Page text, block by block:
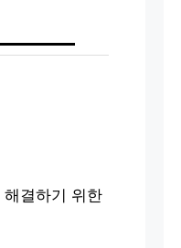
결하기 위한